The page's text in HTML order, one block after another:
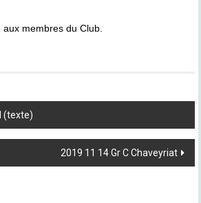
membres du Club.
(texte)
2019 11 14 Gr C Chaveyriat